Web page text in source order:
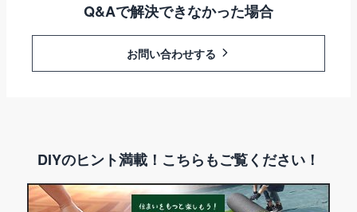
Q&Aで解決できなかった場合
お問い合わせする
DIYのヒント満載！こちらもご覧ください！